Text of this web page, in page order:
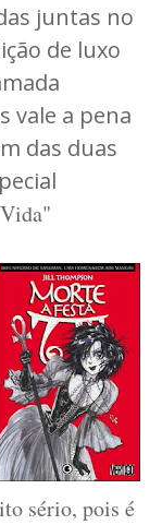
juntas no
de luxo
vale a pena
das duas
sério, pois é